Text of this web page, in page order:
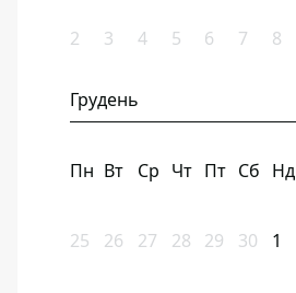
2 3 4 5 6 7 8
Грудень
Пн Вт Ср Чт Пт Сб Нд
25 26 27 28 29 30 1